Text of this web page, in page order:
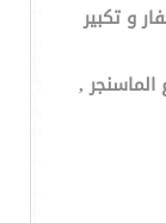
و تكبير
,